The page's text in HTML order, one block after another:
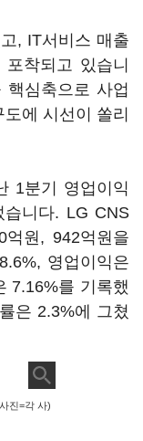
, IT서비스 매출
착되고 있습니
심축으로 사업
에 시선이 쏠리
1분기 영업이익
습니다. LG CNS
원, 942억원을
영업이익은
7.16%를 기록했
은 2.3%에 그쳤
진=각 사)